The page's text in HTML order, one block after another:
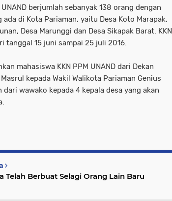
UNAND berjumlah sebanyak 138 orang dengan
di Kota Pariaman, yaitu Desa Koto Marapak,
Desa Marunggi dan Desa Sikapak Barat. KKN
tanggal 15 juni sampai 25 juli 2016.
mahasiswa KKN PPM UNAND dari Dekan
kepada Wakil Walikota Pariaman Genius
wawako kepada 4 kepala desa yang akan
Telah Berbuat Selagi Orang Lain Baru